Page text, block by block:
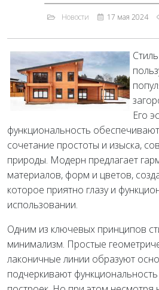
Новости 17 мая 2024
Его
функциональность
сочетание простоты и изыска,
природы. Модерн предлагает
материалов, форм и цветов,
которое приятно глазу и
использовании.
Одним из ключевых принципов
минимализм. Простые
лаконичные линии образуют
подчеркивают функциональность